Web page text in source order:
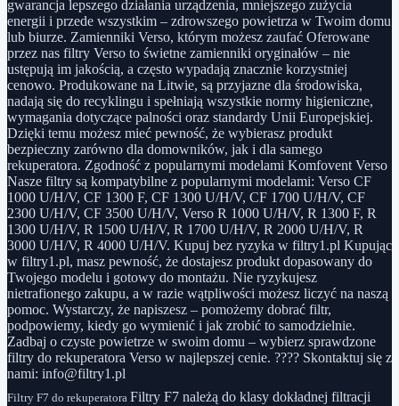
gwarancja lepszego działania urządzenia, mniejszego zużycia
energii i przede wszystkim – zdrowszego powietrza w Twoim domu
lub biurze. Zamienniki Verso, którym możesz zaufać Oferowane
przez nas filtry Verso to świetne zamienniki oryginałów – nie
ustępują im jakością, a często wypadają znacznie korzystniej
cenowo. Produkowane na Litwie, są przyjazne dla środowiska,
nadają się do recyklingu i spełniają wszystkie normy higieniczne,
wymagania dotyczące palności oraz standardy Unii Europejskiej.
Dzięki temu możesz mieć pewność, że wybierasz produkt
bezpieczny zarówno dla domowników, jak i dla samego
rekuperatora. Zgodność z popularnymi modelami Komfovent Verso
Nasze filtry są kompatybilne z popularnymi modelami: Verso CF
1000 U/H/V, CF 1300 F, CF 1300 U/H/V, CF 1700 U/H/V, CF
2300 U/H/V, CF 3500 U/H/V, Verso R 1000 U/H/V, R 1300 F, R
1300 U/H/V, R 1500 U/H/V, R 1700 U/H/V, R 2000 U/H/V, R
3000 U/H/V, R 4000 U/H/V. Kupuj bez ryzyka w filtry1.pl Kupując
w filtry1.pl, masz pewność, że dostajesz produkt dopasowany do
Twojego modelu i gotowy do montażu. Nie ryzykujesz
nietrafionego zakupu, a w razie wątpliwości możesz liczyć na naszą
pomoc. Wystarczy, że napiszesz – pomożemy dobrać filtr,
podpowiemy, kiedy go wymienić i jak zrobić to samodzielnie.
Zadbaj o czyste powietrze w swoim domu – wybierz sprawdzone
filtry do rekuperatora Verso w najlepszej cenie. ???? Skontaktuj się z
nami: info@filtry1.pl
Filtry F7 do rekuperatora Filtry F7 należą do klasy dokładnej filtracji